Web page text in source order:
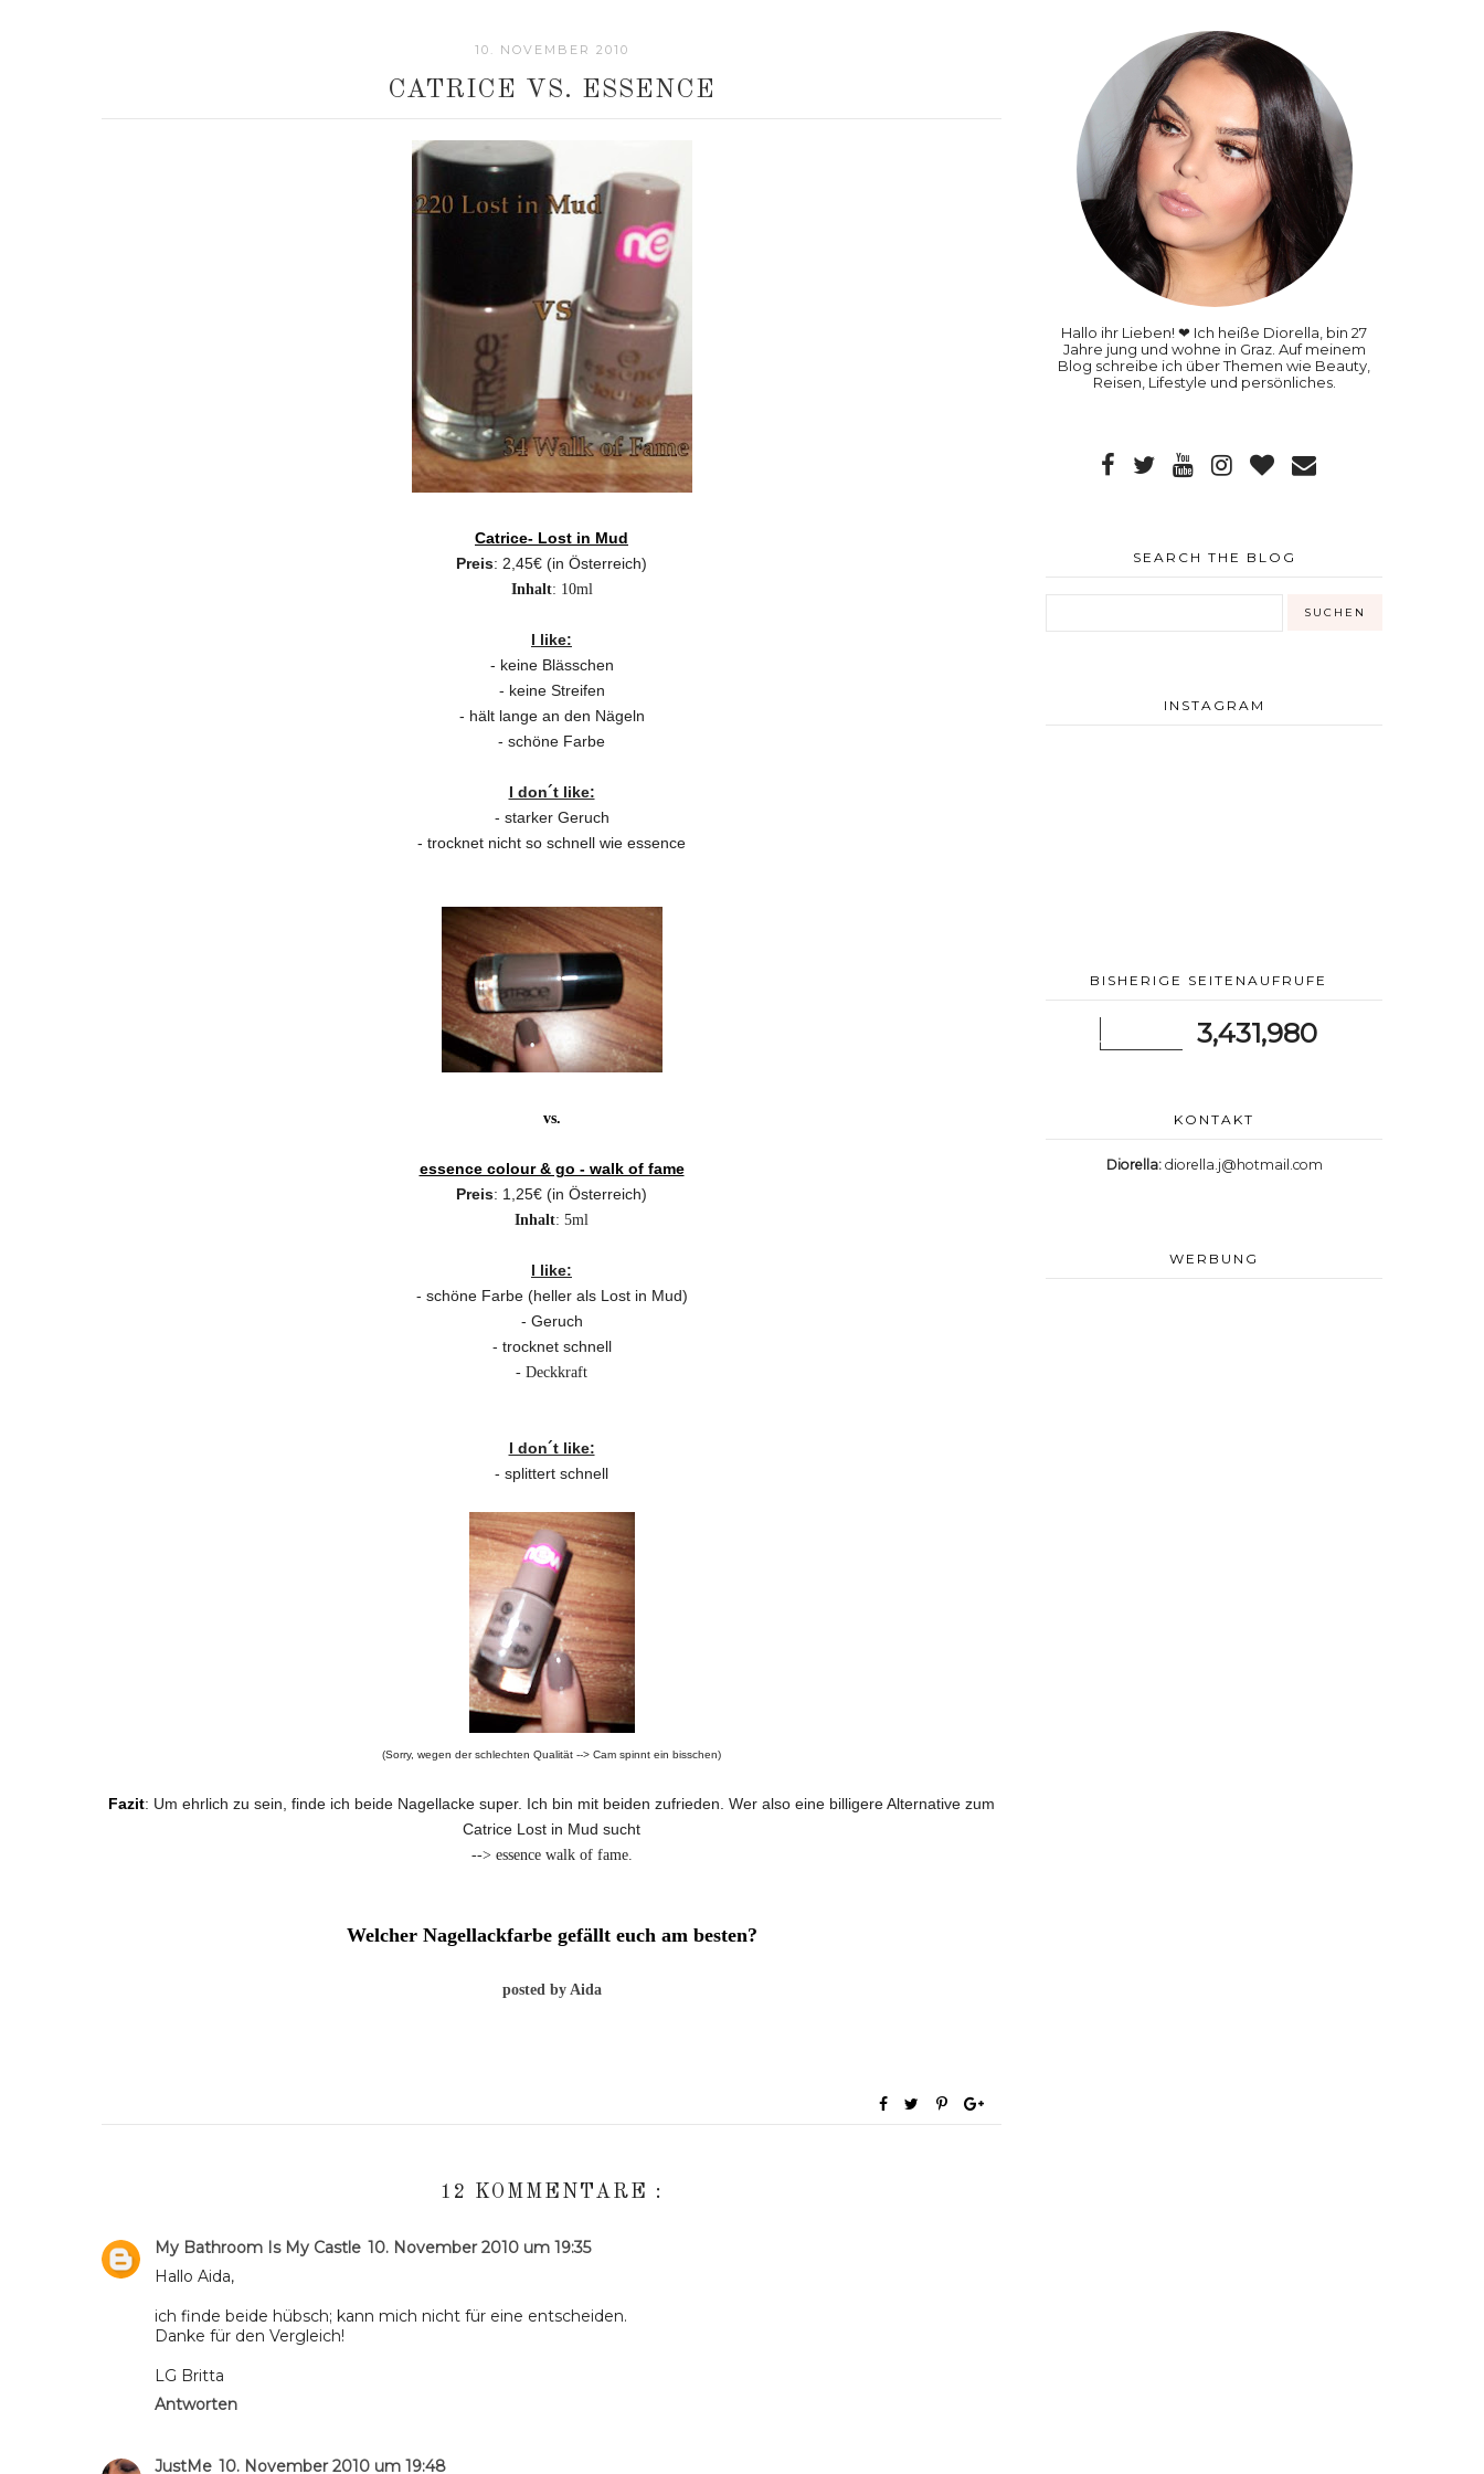
10. NOVEMBER 2010
CATRICE VS. ESSENCE
Catrice- Lost in Mud
Preis: 2,45€ (in Österreich)
Inhalt: 10ml
I like:
- keine Blässchen
- keine Streifen
- hält lange an den Nägeln
- schöne Farbe
I don´t like:
- starker Geruch
- trocknet nicht so schnell wie essence
vs.
essence colour & go - walk of fame
Preis: 1,25€ (in Österreich)
Inhalt: 5ml
I like:
- schöne Farbe (heller als Lost in Mud)
- Geruch
- trocknet schnell
- Deckkraft
I don´t like:
- splittert schnell
(Sorry, wegen der schlechten Qualität --> Cam spinnt ein bisschen)
Fazit: Um ehrlich zu sein, finde ich beide Nagellacke super. Ich bin mit beiden zufrieden. Wer also eine billigere Alternative zum
Catrice Lost in Mud sucht
--> essence walk of fame.
Welcher Nagellackfarbe gefällt euch am besten?
posted by Aida
12 KOMMENTARE :
My Bathroom Is My Castle 10. November 2010 um 19:35
Hallo Aida,
ich finde beide hübsch; kann mich nicht für eine entscheiden.
Danke für den Vergleich!
LG Britta
Antworten
JustMe 10. November 2010 um 19:48
Hallo ihr Lieben! ❤ Ich heiße Diorella, bin 27
Jahre jung und wohne in Graz. Auf meinem
Blog schreibe ich über Themen wie Beauty,
Reisen, Lifestyle und persönliches.
SEARCH THE BLOG
INSTAGRAM
BISHERIGE SEITENAUFRUFE
3,431,980
KONTAKT
Diorella: diorella.j@hotmail.com
WERBUNG